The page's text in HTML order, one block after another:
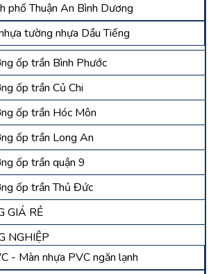
phố Thuận An Bình Dương
tường nhựa Dầu Tiếng
ốp trần Bình Phước
ốp trần Củ Chi
ốp trần Hóc Môn
ốp trần Long An
ốp trần quận 9
ốp trần Thủ Đức
GIÁ RẺ
NGHIỆP
- Màn nhựa PVC ngăn lạnh